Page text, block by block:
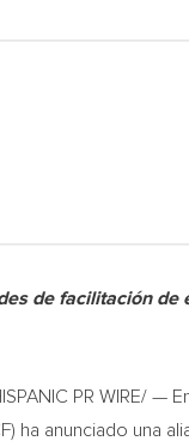
de facilitación
PR WIRE/ —
ha anunciado una